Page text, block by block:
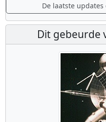
De laatste
Dit gebeurde